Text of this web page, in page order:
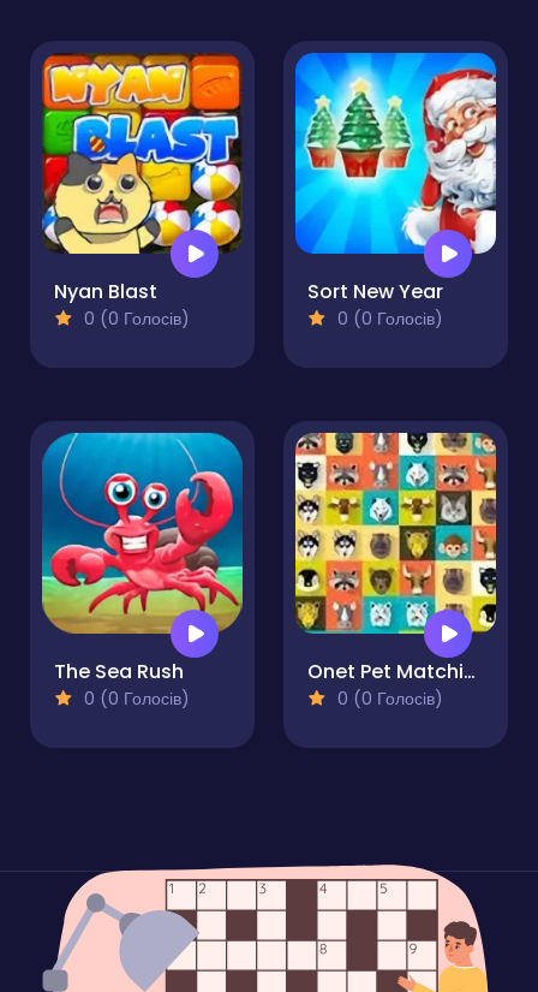
Nyan Blast
0 (0 Голосів)
Sort New Year
0 (0 Голосів)
The Sea Rush
0 (0 Голосів)
Onet Pet Matching
0 (0 Голосів)